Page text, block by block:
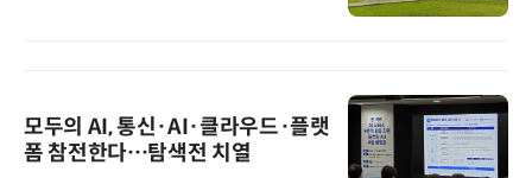
모두의 AI, 통신·AI·클라우드·플랫
폼 참전한다…탐색전 치열